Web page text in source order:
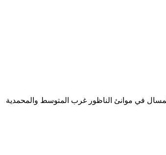
مخصصة لإستيراد ومعالجة الغاز الطبيعي المسال في موانئ الناظور غرب المتوسط والمحمدية